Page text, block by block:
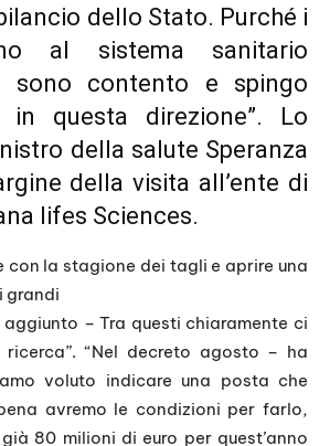
dello Stato. Purché i
al sistema sanitario
sono contento e spingo
in questa direzione”. Lo
della salute Speranza
della visita all’ente di
lifes Sciences.
con la stagione dei tagli e aprire una
grandi
– Tra questi chiaramente ci
“Nel decreto agosto – ha
voluto indicare una posta che
avremo le condizioni per farlo,
80 milioni di euro per quest’anno